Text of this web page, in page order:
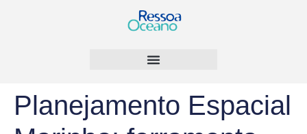
Planejamento Espacial